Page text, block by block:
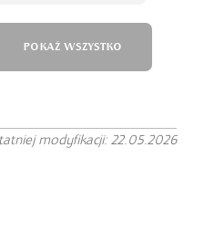
POKAŻ WSZYSTKO
modyfikacji: 22.05.2026